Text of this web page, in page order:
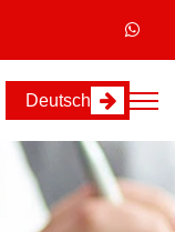
Deutsch